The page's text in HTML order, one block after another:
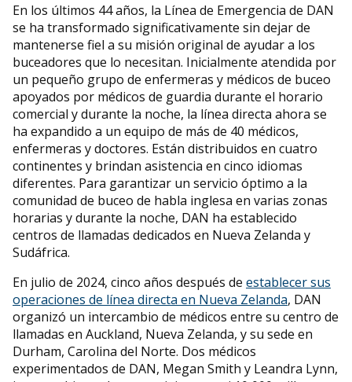
En los últimos 44 años, la Línea de Emergencia de DAN
se ha transformado significativamente sin dejar de
mantenerse fiel a su misión original de ayudar a los
buceadores que lo necesitan. Inicialmente atendida por
un pequeño grupo de enfermeras y médicos de buceo
apoyados por médicos de guardia durante el horario
comercial y durante la noche, la línea directa ahora se
ha expandido a un equipo de más de 40 médicos,
enfermeras y doctores. Están distribuidos en cuatro
continentes y brindan asistencia en cinco idiomas
diferentes. Para garantizar un servicio óptimo a la
comunidad de buceo de habla inglesa en varias zonas
horarias y durante la noche, DAN ha establecido
centros de llamadas dedicados en Nueva Zelanda y
Sudáfrica.
En julio de 2024, cinco años después de establecer sus
operaciones de línea directa en Nueva Zelanda, DAN
organizó un intercambio de médicos entre su centro de
llamadas en Auckland, Nueva Zelanda, y su sede en
Durham, Carolina del Norte. Dos médicos
experimentados de DAN, Megan Smith y Leandra Lynn,